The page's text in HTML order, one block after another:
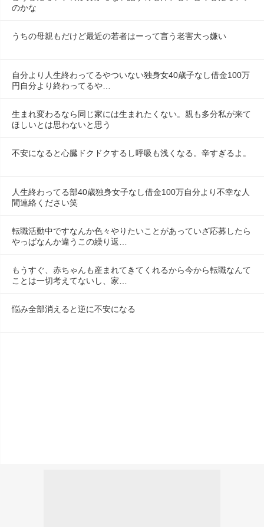
のかな
うちの母親もだけど最近の若者はーって言う老害大っ嫌い
自分より人生終わってるやついない独身女40歳子なし借金100万
円自分より終わってるや…
生まれ変わるなら同じ家には生まれたくない。親も多分私が来て
ほしいとは思わないと思う
不安になると心臓ドクドクするし呼吸も浅くなる。辛すぎるよ。
人生終わってる部40歳独身女子なし借金100万自分より不幸な人
間連絡ください笑
転職活動中ですなんか色々やりたいことがあっていざ応募したら
やっぱなんか違うこの繰り返…
もうすぐ、赤ちゃんも産まれてきてくれるから今から転職なんて
ことは一切考えてないし、家…
悩み全部消えると逆に不安になる